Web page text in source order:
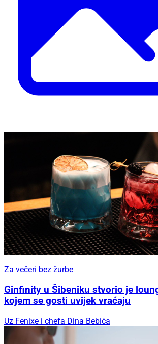
Za večeri bez žurbe
Ginfinity u Šibeniku stvorio je
kojem se gosti uvijek vraćaju
Uz Fenixe i chefa Dina Bebića